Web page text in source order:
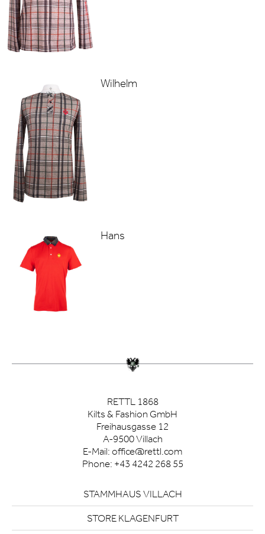
Wilhelm
Hans
RETTL 1868
Kilts & Fashion GmbH
Freihausgasse 12
A-9500 Villach
E-Mail: office@rettl.com
Phone: +43 4242 268 55
STAMMHAUS VILLACH
STORE KLAGENFURT